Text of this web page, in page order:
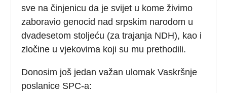
sve na činjenicu da je svijet u kome živimo
zaboravio genocid nad srpskim narodom u
dvadesetom stoljeću (za trajanja NDH), kao i
zločine u vjekovima koji su mu prethodili.
Donosim još jedan važan ulomak Vaskršnje
poslanice SPC-a: